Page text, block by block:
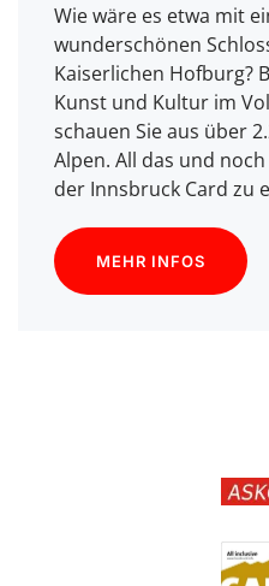
Wie wäre es etwa mit
wunderschönen
Kaiserlichen Hofburg?
Kunst und Kultur im
schauen Sie aus über
Alpen. All das und
der Innsbruck Card zu
MEHR INFOS